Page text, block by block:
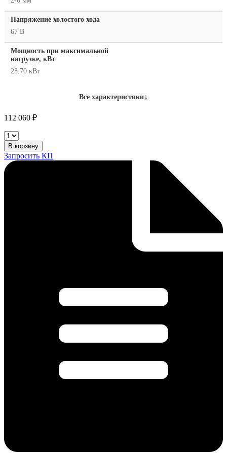
Напряжение холостого хода
67 В
Мощность при максимальной
нагрузке, кВт
23.70 кВт
Все характеристики↓
112 060 ₽
Сварочный
инвертор
Wester
WZ7
500
В корзину
Запросить КП